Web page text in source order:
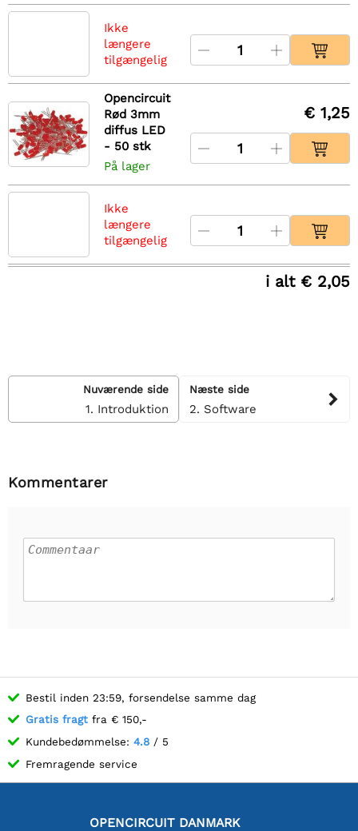
Ikke
længere
tilgængelig
Opencircuit
Rød 3mm
diffus LED
- 50 stk
På lager
€ 1,25
Ikke
længere
tilgængelig
i alt € 2,05
Nuværende side
1. Introduktion
Næste side
2. Software
Kommentarer
Bestil inden 23:59, forsendelse samme dag
Gratis fragt fra € 150,-
Kundebedømmelse: 4.8 / 5
Fremragende service
OPENCIRCUIT DANMARK